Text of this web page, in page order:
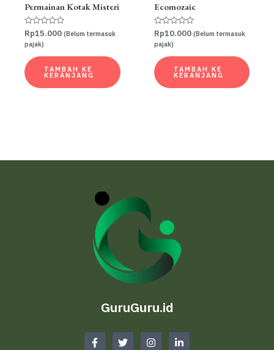
Permainan Kotak Misteri
Dinilai
dari
Rp15.000 (Belum termasuk
pajak)
TAMBAH KE
KERANJANG
Ecomozaic
Dinilai
dari
Rp10.000 (Belum termasuk
pajak)
TAMBAH KE
KERANJANG
GuruGuru.id